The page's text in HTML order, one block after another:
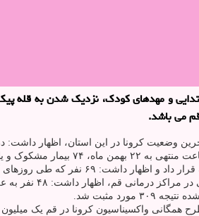
و مهدهای کودک، نزدیک شدن به قله
می باشد.
وضعیت کرونا در این استان، اظهار داشت:
در قم یک میلیون و ۷۰۸ هزار و ۸۰۵ دُز واکسن به جامعه هدف تزریق شده